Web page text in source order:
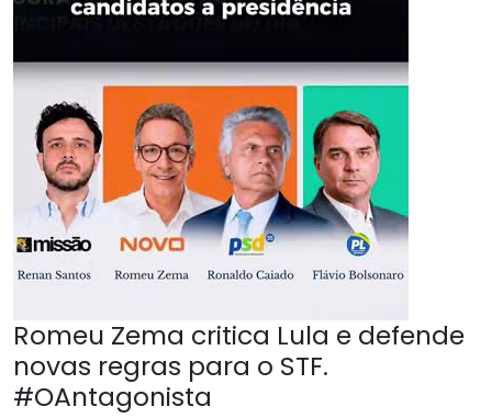
Romeu Zema critica Lula e defende
novas regras para o STF.
#OAntagonista